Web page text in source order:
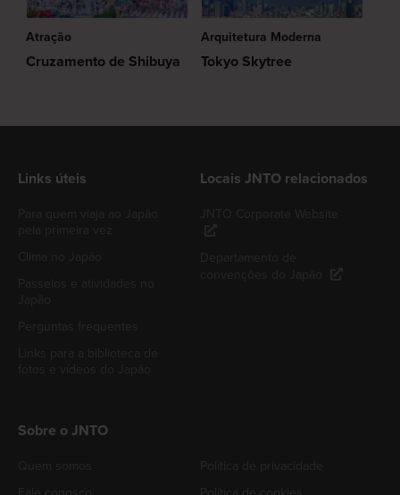
Atração
Cruzamento de Shibuya
Arquitetura Moderna
Tokyo Skytree
Links úteis Locais JNTO relacionados
Sobre o JNTO